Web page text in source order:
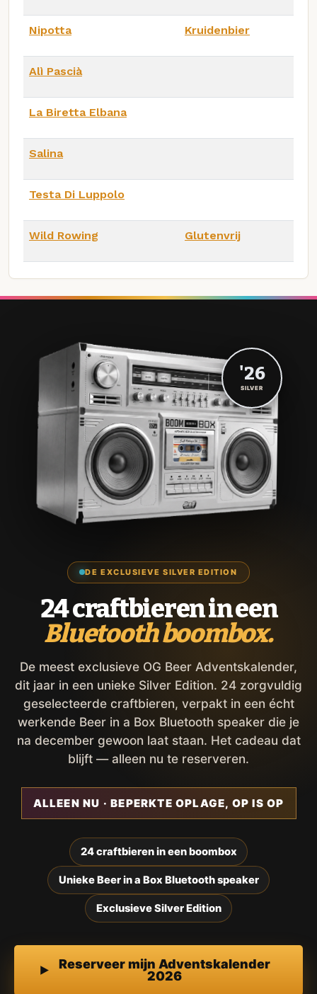
Nipotta Kruidenbier
Alì Pascià
La Biretta Elbana
Salina
Testa Di Luppolo
Wild Rowing Glutenvrij
DE EXCLUSIEVE SILVER EDITION
24 craftbieren in een
Bluetooth boombox.
De meest exclusieve OG Beer Adventskalender,
dit jaar in een unieke Silver Edition. 24 zorgvuldig
geselecteerde craftbieren, verpakt in een écht
werkende Beer in a Box Bluetooth speaker die je
na december gewoon laat staan. Het cadeau dat
blijft — alleen nu te reserveren.
ALLEEN NU · BEPERKTE OPLAGE, OP IS OP
24 craftbieren in een boombox
Unieke Beer in a Box Bluetooth speaker
Exclusieve Silver Edition
Reserveer mijn Adventskalender
2026
'26
SILVER